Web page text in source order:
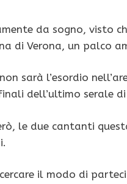
da sogno, visto
di Verona, un palco
sarà l’esordio
dell’ultimo serale
le due cantanti
il modo di